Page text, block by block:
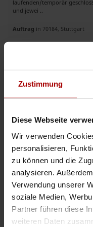
Zustimmung
Diese Webseite
Wir verwenden
personalisieren,
zu können und die
analysieren.
Verwendung unserer
soziale Medien,
Partner führen diese
weiteren Daten
laufenden/temporär
und jewei ..
Auftrag in 70184, Stuttgart
Callcenter /
Auftragswert: 100.000,00 EUR
.. es Marketingprodukt mit
Restaurants, Gyms, Friseure,
erklärbar • Kurze
Auftrag in 16359, Biesenthal
Jetzt mit
.. s Verlegung von Vinyl- und